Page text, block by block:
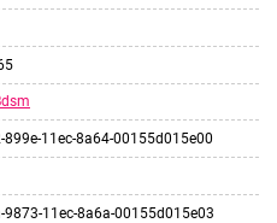
899e-11ec-8a64-00155d015e00
9873-11ec-8a6a-00155d015e03